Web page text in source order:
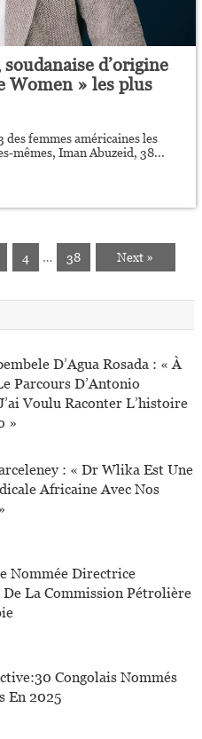
d’origine
Women » les plus
des femmes américaines les
mêmes, Iman Abuzeid, 38...
4 … 38 Next »
D’Agua Rosada : « À
Parcours D’Antonio
Voulu Raconter L’histoire
»
: « Dr Wlika Est Une
Africaine Avec Nos
Nommée Directrice
De La Commission Pétrolière
Congolais Nommés
En 2025